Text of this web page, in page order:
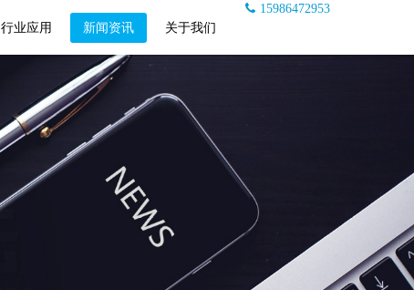
15986472953
行业应用 新闻资讯 关于我们